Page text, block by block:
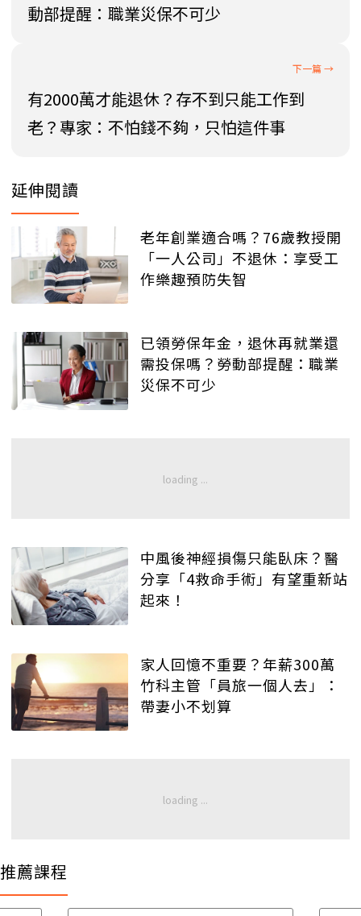
動部提醒：職業災保不可少
有2000萬才能退休？存不到只能工作到
老？專家：不怕錢不夠，只怕這件事
延伸閱讀
老年創業適合嗎？76歲教授開
「一人公司」不退休：享受工
作樂趣預防失智
已領勞保年金，退休再就業還
需投保嗎？勞動部提醒：職業
災保不可少
中風後神經損傷只能臥床？醫
分享「4救命手術」有望重新站
起來！
家人回憶不重要？年薪300萬
竹科主管「員旅一個人去」：
帶妻小不划算
推薦課程